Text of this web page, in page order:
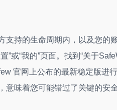
持的生命周期内，以及您的
或“我的”页面。找到“关于
官网上公布的最新稳定版进
味着您可能错过了关键的安